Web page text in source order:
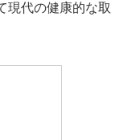
現代の健康的な取